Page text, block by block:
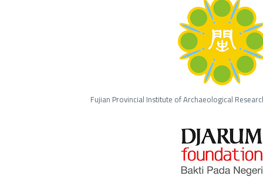
Fujian Provincial Institute of Archaeological